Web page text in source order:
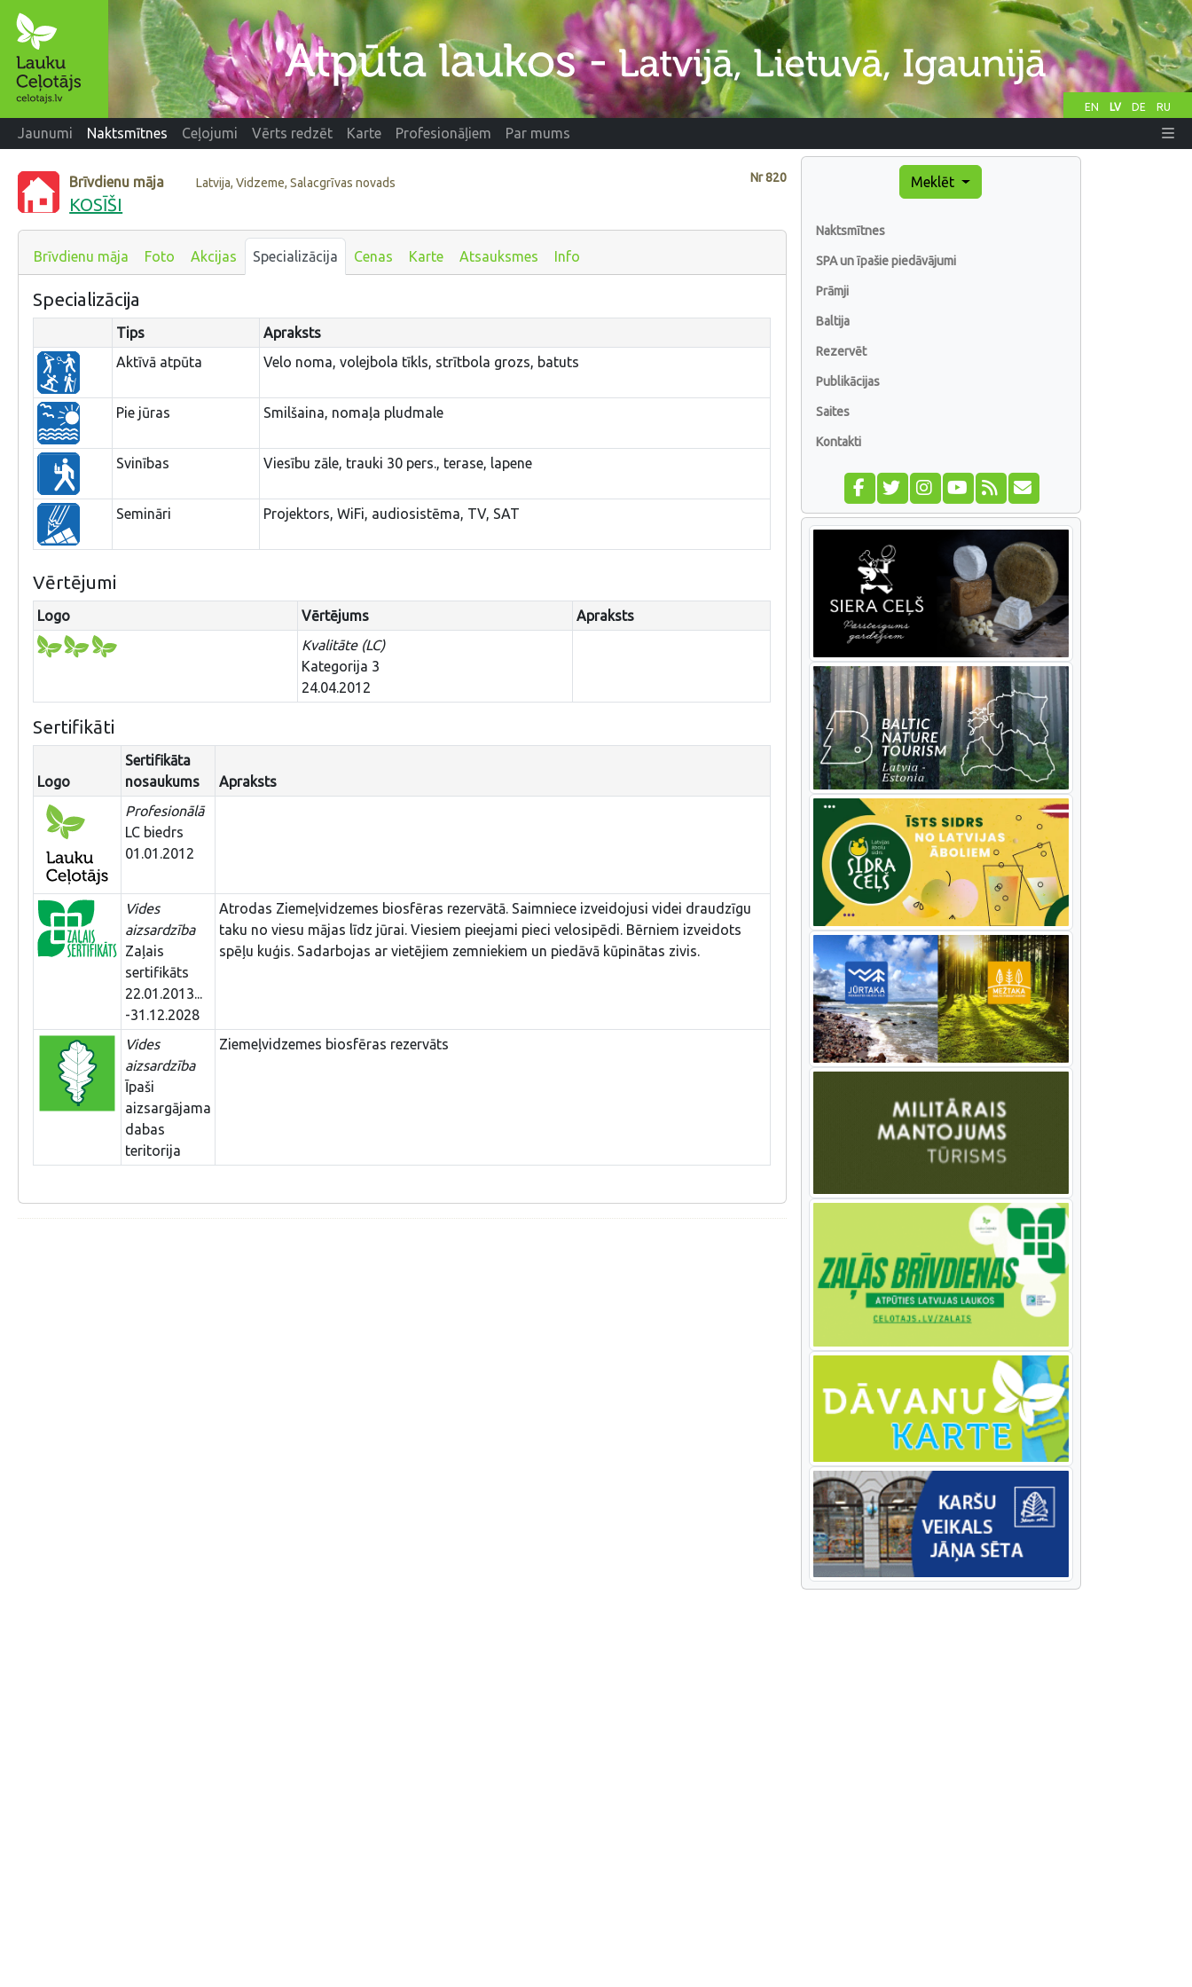
EN LV DE RU
Jaunumi Naktsmītnes Ceļojumi Vērts redzēt Karte Profesionāļiem Par mums
Nr820
Brīvdienu māja Latvija, Vidzeme, Salacgrīvas novads
KOSĪŠI
Brīvdienu māja Foto Akcijas Specializācija Cenas Karte Atsauksmes Info
Specializācija
Tips
Apraksts
Aktīvā atpūta
Velo noma, volejbola tīkls, strītbola grozs, batuts
Pie jūras Smilšaina, nomaļa pludmale
Svinības Viesību zāle, trauki 30 pers., terase, lapene
Semināri Projektors, WiFi, audiosistēma, TV, SAT
Vērtējumi
Logo Vērtējums
Apraksts
Kvalitāte (LC)
Kategorija 3
24.04.2012
Sertifikāti
Logo
Sertifikāta
nosaukums
Apraksts
Profesionālā
LC biedrs
01.01.2012
Vides
aizsardzība
Zaļais
sertifikāts
22.01.2013...
-31.12.2028
Atrodas Ziemeļvidzemes biosfēras rezervātā. Saimniece izveidojusi videi draudzīgu
taku no viesu mājas līdz jūrai. Viesiem pieejami pieci velosipēdi. Bērniem izveidots
spēļu kuģis. Sadarbojas ar vietējiem zemniekiem un piedāvā kūpinātas zivis.
Vides
aizsardzība
Īpaši
aizsargājama
dabas
teritorija
Ziemeļvidzemes biosfēras rezervāts
Meklēt
Naktsmītnes
SPA un īpašie piedāvājumi
Prāmji
Baltija
Rezervēt
Publikācijas
Saites
Kontakti